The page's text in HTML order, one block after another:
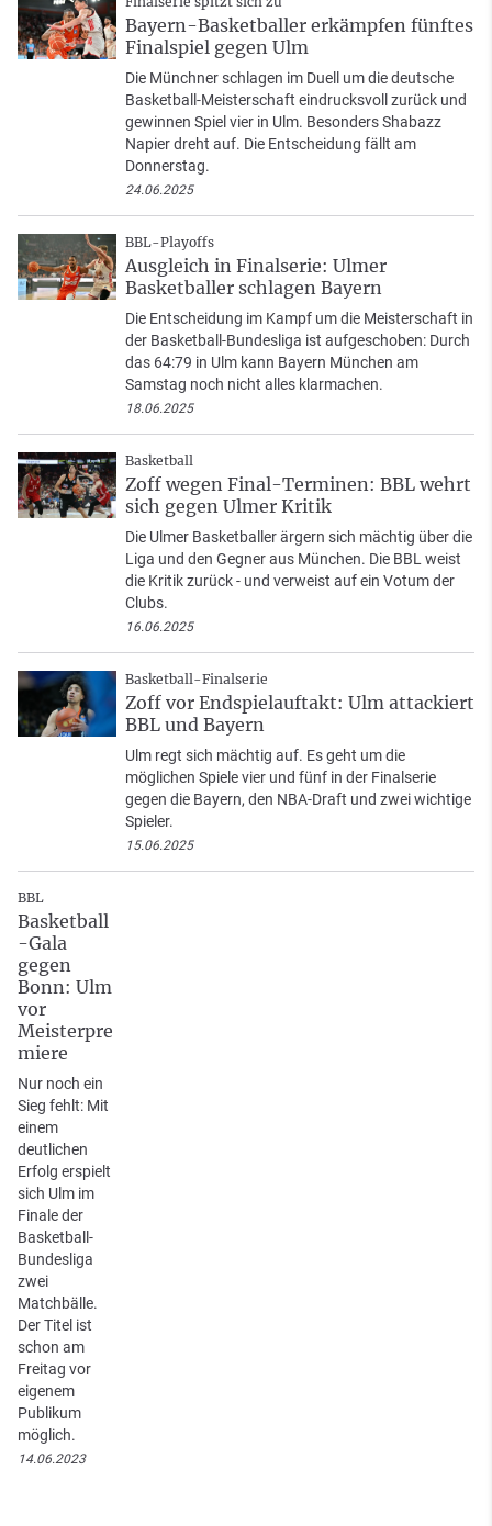
Bayern-Basketballer erkämpfen fünftes
Finalspiel gegen Ulm
Die Münchner schlagen im Duell um die deutsche
Basketball-Meisterschaft eindrucksvoll zurück und
gewinnen Spiel vier in Ulm. Besonders Shabazz
Napier dreht auf. Die Entscheidung fällt am
Donnerstag.
24.06.2025
BBL-Playoffs
Ausgleich in Finalserie: Ulmer
Basketballer schlagen Bayern
Die Entscheidung im Kampf um die Meisterschaft in
der Basketball-Bundesliga ist aufgeschoben: Durch
das 64:79 in Ulm kann Bayern München am
Samstag noch nicht alles klarmachen.
18.06.2025
Basketball
Zoff wegen Final-Terminen: BBL wehrt
sich gegen Ulmer Kritik
Die Ulmer Basketballer ärgern sich mächtig über die
Liga und den Gegner aus München. Die BBL weist
die Kritik zurück - und verweist auf ein Votum der
Clubs.
16.06.2025
Basketball-Finalserie
Zoff vor Endspielauftakt: Ulm attackiert
BBL und Bayern
Ulm regt sich mächtig auf. Es geht um die
möglichen Spiele vier und fünf in der Finalserie
gegen die Bayern, den NBA-Draft und zwei wichtige
Spieler.
15.06.2025
BBL
Basketball
-Gala
gegen
Bonn: Ulm
vor
Meisterpre
miere
Nur noch ein
Sieg fehlt: Mit
einem
deutlichen
Erfolg erspielt
sich Ulm im
Finale der
Basketball-
Bundesliga
zwei
Matchbälle.
Der Titel ist
schon am
Freitag vor
eigenem
Publikum
möglich.
14.06.2023